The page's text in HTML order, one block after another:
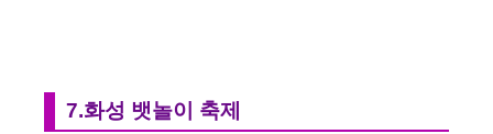
7.화성 뱃놀이 축제